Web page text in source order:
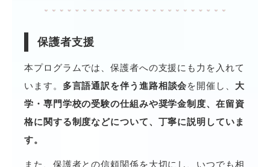
保護者支援
本プログラムでは、保護者への支援にも力を入れて
います。 多言語通訳を伴う進路相談会を開催し、 大
学・専門学校の受験の仕組みや奨学金制度、在留資
格に関する制度などについて、丁寧に説明していま
す。
また、保護者との信頼関係を大切にし、いつでも相